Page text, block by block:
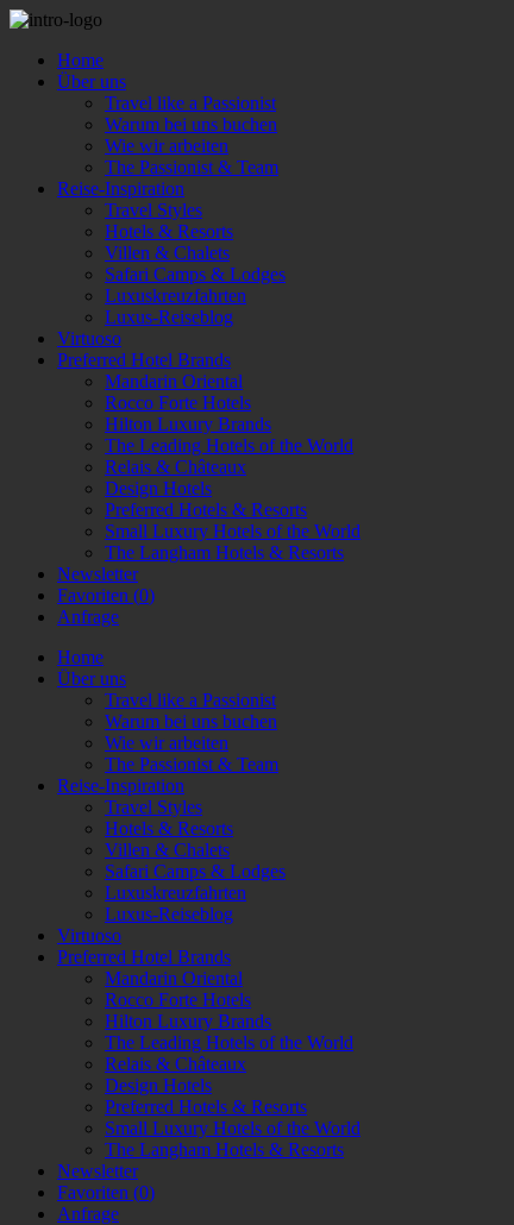
Home
Über uns
Travel like a Passionist
Warum bei uns buchen
Wie wir arbeiten
The Passionist & Team
Reise-Inspiration
Travel Styles
Hotels & Resorts
Villen & Chalets
Safari Camps & Lodges
Luxuskreuzfahrten
Luxus-Reiseblog
Virtuoso
Preferred Hotel Brands
Mandarin Oriental
Rocco Forte Hotels
Hilton Luxury Brands
The Leading Hotels of the World
Relais & Châteaux
Design Hotels
Preferred Hotels & Resorts
Small Luxury Hotels of the World
The Langham Hotels & Resorts
Newsletter
Favoriten (0)
Anfrage
Home
Über uns
Travel like a Passionist
Warum bei uns buchen
Wie wir arbeiten
The Passionist & Team
Reise-Inspiration
Travel Styles
Hotels & Resorts
Villen & Chalets
Safari Camps & Lodges
Luxuskreuzfahrten
Luxus-Reiseblog
Virtuoso
Preferred Hotel Brands
Mandarin Oriental
Rocco Forte Hotels
Hilton Luxury Brands
The Leading Hotels of the World
Relais & Châteaux
Design Hotels
Preferred Hotels & Resorts
Small Luxury Hotels of the World
The Langham Hotels & Resorts
Newsletter
Favoriten (0)
Anfrage